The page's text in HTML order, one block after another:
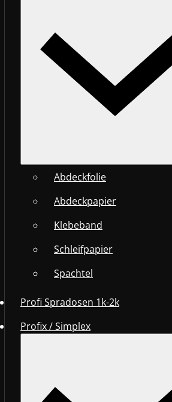
Abdeckfolie
Abdeckpapier
Klebeband
Schleifpapier
Spachtel
Profi Spradosen 1k-2k
Profix / Simplex